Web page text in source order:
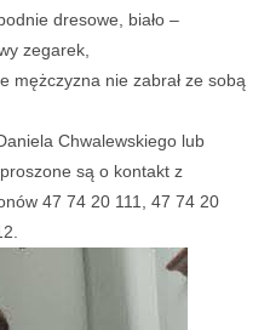
dresowe, biało –
zegarek,
mężczyzna nie zabrał ze sobą
Chwalewskiego lub
są o kontakt z
47 74 20 111, 47 74 20